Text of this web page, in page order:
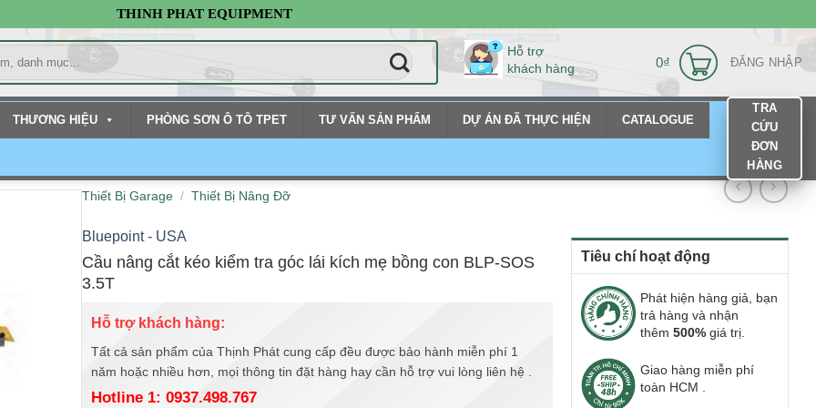
THINH PHAT EQUIPMENT
Hỗ trợ
khách hàng
0₫ ĐĂNG NHẬP
THƯƠNG HIỆU PHÒNG SƠN Ô TÔ TPET TƯ VẤN SẢN PHẨM DỰ ÁN ĐÃ THỰC HIỆN CATALOGUE
TRA
CỨU
ĐƠN
HÀNG
Tiêu chí hoạt động
Phát hiện hàng giả, bạn
trả hàng và nhận
thêm500% giá trị.
Giao hàng miễn phí
toàn HCM .
Thiết Bị Garage / Thiết Bị Nâng Đỡ
Bluepoint - USA
Cầu nâng cắt kéo kiểm tra góc lái kích mẹ bồng con BLP-SOS
3.5T
Hỗ trợ khách hàng:
Tất cả sản phẩm của Thịnh Phát cung cấp đều được bảo hành miễn phí 1
năm hoặc nhiều hơn, mọi thông tin đặt hàng hay cần hỗ trợ vui lòng liên hệ .
Hotline 1: 0937.498.767